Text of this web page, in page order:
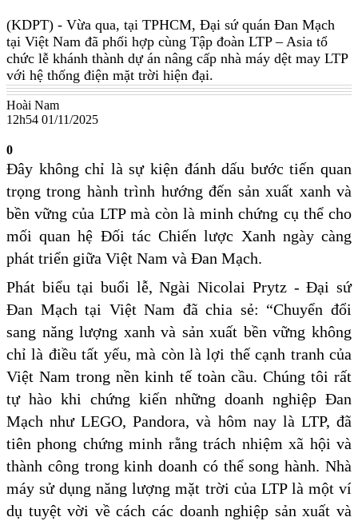
(KDPT) - Vừa qua, tại TPHCM, Đại sứ quán Đan Mạch
tại Việt Nam đã phối hợp cùng Tập đoàn LTP – Asia tổ
chức lễ khánh thành dự án nâng cấp nhà máy dệt may LTP
với hệ thống điện mặt trời hiện đại.
Hoài Nam
12h54 01/11/2025
0
Đây không chỉ là sự kiện đánh dấu bước tiến quan
trọng trong hành trình hướng đến sản xuất xanh và
bền vững của LTP mà còn là minh chứng cụ thể cho
mối quan hệ Đối tác Chiến lược Xanh ngày càng
phát triển giữa Việt Nam và Đan Mạch.
Phát biểu tại buổi lễ, Ngài Nicolai Prytz - Đại sứ
Đan Mạch tại Việt Nam đã chia sẻ: “Chuyển đổi
sang năng lượng xanh và sản xuất bền vững không
chỉ là điều tất yếu, mà còn là lợi thế cạnh tranh của
Việt Nam trong nền kinh tế toàn cầu. Chúng tôi rất
tự hào khi chứng kiến những doanh nghiệp Đan
Mạch như LEGO, Pandora, và hôm nay là LTP, đã
tiên phong chứng minh rằng trách nhiệm xã hội và
thành công trong kinh doanh có thể song hành. Nhà
máy sử dụng năng lượng mặt trời của LTP là một ví
dụ tuyệt vời về cách các doanh nghiệp sản xuất và